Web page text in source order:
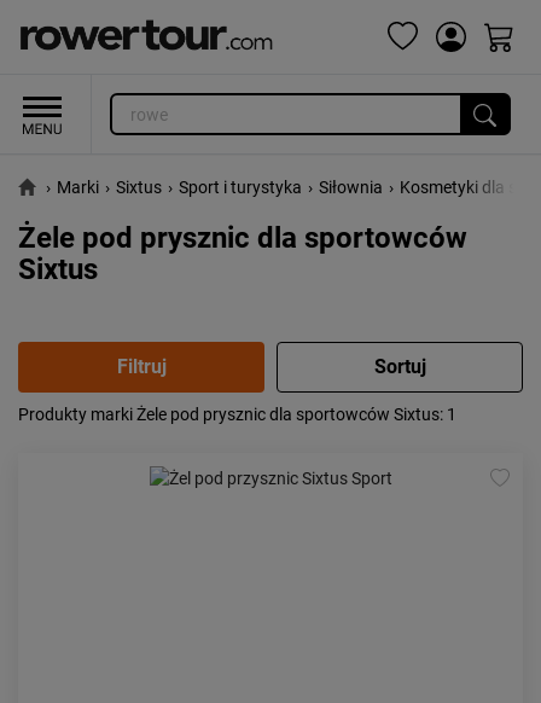
› Marki › Sixtus › Sport i turystyka › Siłownia › Kosmetyki dla
Żele pod prysznic dla sportowców
Sixtus
Popularność:
największa
od najwyższej
Produkty marki Żele pod prysznic dla sportowców Sixtus: 1